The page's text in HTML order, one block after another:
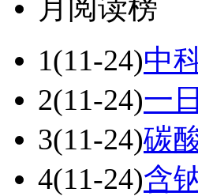
月阅读榜
1(11-24)中
2(11-24)一
3(11-24)碳
4(11-24)含